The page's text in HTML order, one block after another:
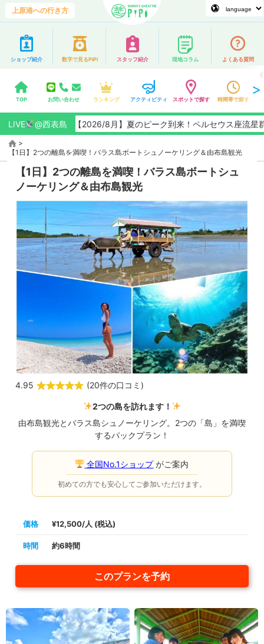
上原港への行き方
ショップ紹介 数字で見るPiPi スタッフ紹介 現地コラム よくある質問
TOP お問い合わせ ランキング アクティビティ スポットで探す 時間帯で探す
LIVE @西表島
【2026/8月】夏のピーク到来！ペルセウス座流星群観測チ
>
【1日】2つの離島を満喫！バラス島ボートシュノーケリング＆由布島観光
【1日】2つの離島を満喫！バラス島ボートシュ
ノーケリング＆由布島観光
4.95 (20件の口コミ )
2つの島を訪れます！
由布島観光とバラス島シュノーケリング。2つの「島」を満喫
するパックプラン！
全国No.1ショップがご案内
初めての方でも安心してご参加いただけます。
価格 ¥12,500/人 (税込)
時間 約6時間
このプランを予約